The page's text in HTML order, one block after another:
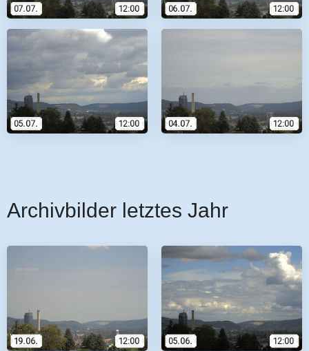
Archivbilder letztes Jahr